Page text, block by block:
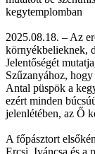
kegytemplomban
2025.08.18. – Az
környékbelieknek,
Jelentőségét
Szűzanyához,
Antal püspök a
ezért minden
jelenlétében, az Ő
A főpásztort
Ercsi, Iváncsa és a